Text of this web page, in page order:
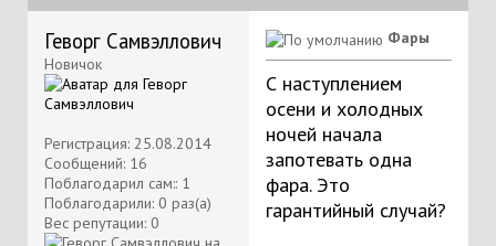
Геворг Самвэллович
Новичок
Регистрация: 25.08.2014
Сообщений: 16
Поблагодарил сам:: 1
Поблагодарили: 0 раз(а)
Вес репутации: 0
Фары
С наступлением
осени и холодных
ночей начала
запотевать одна
фара. Это
гарантийный случай?